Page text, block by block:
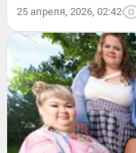
25 апреля, 2026, 02:42